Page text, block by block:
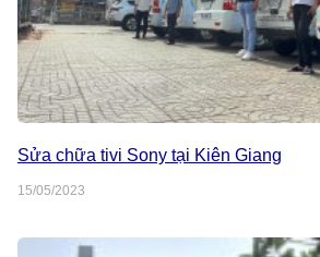
Sửa chữa tivi Sony tại Kiên Giang
15/05/2023